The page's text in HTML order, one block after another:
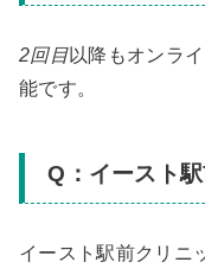
2回目以降もオンラ
能です。
Q：イースト
イースト駅前クリニ